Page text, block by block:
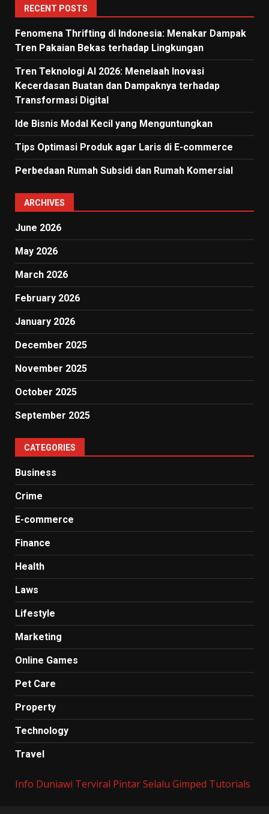
RECENT POSTS
Fenomena Thrifting di Indonesia: Menakar Dampak
Tren Pakaian Bekas terhadap Lingkungan
Tren Teknologi AI 2026: Menelaah Inovasi
Kecerdasan Buatan dan Dampaknya terhadap
Transformasi Digital
Ide Bisnis Modal Kecil yang Menguntungkan
Tips Optimasi Produk agar Laris di E-commerce
Perbedaan Rumah Subsidi dan Rumah Komersial
ARCHIVES
June 2026
May 2026
March 2026
February 2026
January 2026
December 2025
November 2025
October 2025
September 2025
CATEGORIES
Business
Crime
E-commerce
Finance
Health
Laws
Lifestyle
Marketing
Online Games
Pet Care
Property
Technology
Travel
Info Duniawi Terviral Pintar Selalu Gimped Tutorials